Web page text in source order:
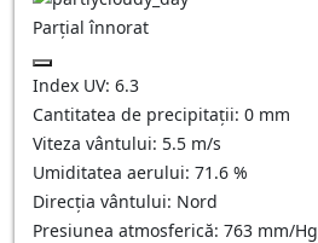
Parțial înnorat
Index UV: 6.3
Cantitatea de precipitații: 0 mm
Viteza vântului: 5.5 m/s
Umiditatea aerului: 71.6 %
Direcția vântului: Nord
Presiunea atmosferică: 763 mm/Hg